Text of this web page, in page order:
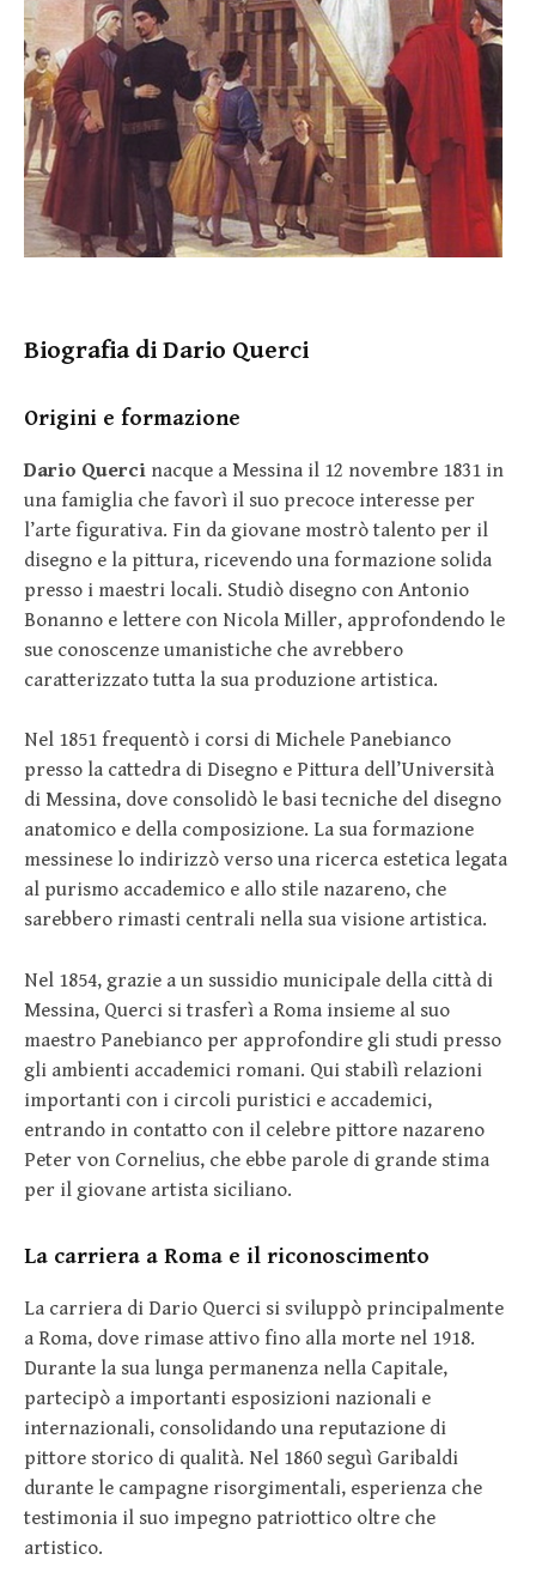
Biografia di Dario Querci
Origini e formazione
Dario Querci nacque a Messina il 12 novembre 1831 in
una famiglia che favorì il suo precoce interesse per
l’arte figurativa. Fin da giovane mostrò talento per il
disegno e la pittura, ricevendo una formazione solida
presso i maestri locali. Studiò disegno con Antonio
Bonanno e lettere con Nicola Miller, approfondendo le
sue conoscenze umanistiche che avrebbero
caratterizzato tutta la sua produzione artistica.
Nel 1851 frequentò i corsi di Michele Panebianco
presso la cattedra di Disegno e Pittura dell’Università
di Messina, dove consolidò le basi tecniche del disegno
anatomico e della composizione. La sua formazione
messinese lo indirizzò verso una ricerca estetica legata
al purismo accademico e allo stile nazareno, che
sarebbero rimasti centrali nella sua visione artistica.
Nel 1854, grazie a un sussidio municipale della città di
Messina, Querci si trasferì a Roma insieme al suo
maestro Panebianco per approfondire gli studi presso
gli ambienti accademici romani. Qui stabilì relazioni
importanti con i circoli puristici e accademici,
entrando in contatto con il celebre pittore nazareno
Peter von Cornelius, che ebbe parole di grande stima
per il giovane artista siciliano.
La carriera a Roma e il riconoscimento
La carriera di Dario Querci si sviluppò principalmente
a Roma, dove rimase attivo fino alla morte nel 1918.
Durante la sua lunga permanenza nella Capitale,
partecipò a importanti esposizioni nazionali e
internazionali, consolidando una reputazione di
pittore storico di qualità. Nel 1860 seguì Garibaldi
durante le campagne risorgimentali, esperienza che
testimonia il suo impegno patriottico oltre che
artistico.